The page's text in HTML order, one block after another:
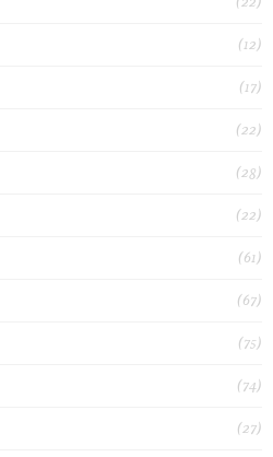
(12)
(17)
(22)
(28)
(22)
(61)
(67)
(75)
(74)
(27)